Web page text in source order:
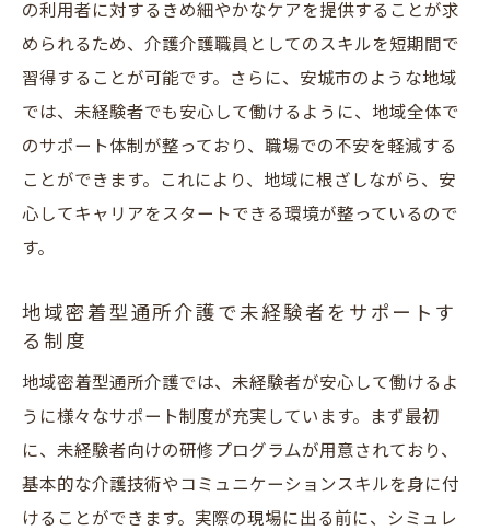
の利用者に対するきめ細やかなケアを提供することが求
められるため、介護介護職員としてのスキルを短期間で
習得することが可能です。さらに、安城市のような地域
では、未経験者でも安心して働けるように、地域全体で
のサポート体制が整っており、職場での不安を軽減する
ことができます。これにより、地域に根ざしながら、安
心してキャリアをスタートできる環境が整っているので
す。
地域密着型通所介護で未経験者をサポートす
る制度
地域密着型通所介護では、未経験者が安心して働けるよ
うに様々なサポート制度が充実しています。まず最初
に、未経験者向けの研修プログラムが用意されており、
基本的な介護技術やコミュニケーションスキルを身に付
けることができます。実際の現場に出る前に、シミュレ